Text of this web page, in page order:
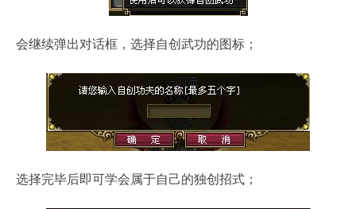
会继续弹出对话框，选择自创武功的图标；
选择完毕后即可学会属于自己的独创招式；